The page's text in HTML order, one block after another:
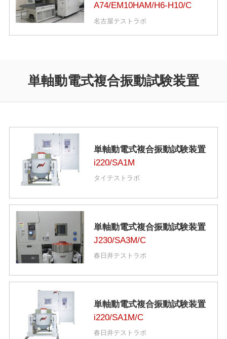
A74/EM10HAM/H6-H10/C
名古屋テストラボ
単軸動電式複合振動試験装置
単軸動電式複合振動試験装置
i220/SA1M
タイテストラボ
単軸動電式複合振動試験装置
J230/SA3M/C
春日井テストラボ
単軸動電式複合振動試験装置
i220/SA1M/C
春日井テストラボ